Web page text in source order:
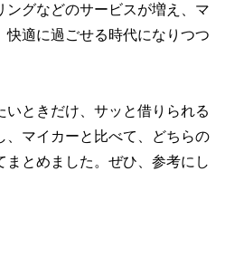
ングなどのサービスが増え、マ
快適に過ごせる時代になりつつ
いときだけ、サッと借りられる
、マイカーと比べて、どちらの
とめました。ぜひ、参考にし